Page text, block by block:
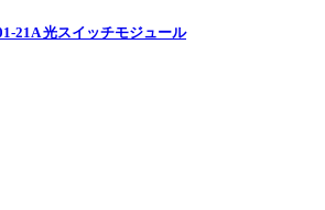
21A 光スイッチモジュール